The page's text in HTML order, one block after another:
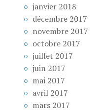
janvier 2018
décembre 2017
novembre 2017
octobre 2017
juillet 2017
juin 2017
mai 2017
avril 2017
mars 2017